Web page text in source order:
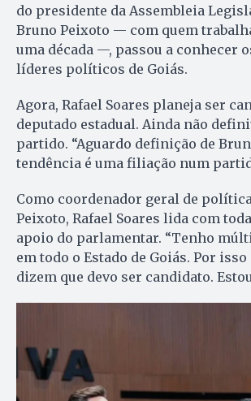
do presidente da Assembleia
Bruno Peixoto — com quem
uma década —, passou a conhecer
líderes políticos de Goiás.
Agora, Rafael Soares planeja ser
deputado estadual. Ainda não
partido. “Aguardo definição de
tendência é uma filiação num
Como coordenador geral de
Peixoto, Rafael Soares lida com
apoio do parlamentar. “Tenho
em todo o Estado de Goiás. Por isso
dizem que devo ser candidato.